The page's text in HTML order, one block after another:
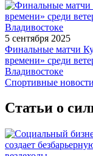
5 сентября 2025
Финальные матчи
времени» среди
Владивостоке
Спортивные новости
Статьи о